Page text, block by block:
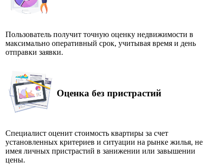
Пользователь получит точную оценку недвижимости в
максимально оперативный срок, учитывая время и день
отправки заявки.
Оценка без пристрастий
Специалист оценит стоимость квартиры за счет
установленных критериев и ситуации на рынке жилья, не
имея личных пристрастий в занижении или завышении
цены.